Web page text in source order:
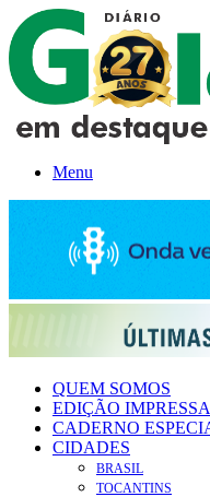
Menu
QUEM SOMOS
EDIÇÃO IMPRESSA
CADERNO
CIDADES
BRASIL
TOCANTINS